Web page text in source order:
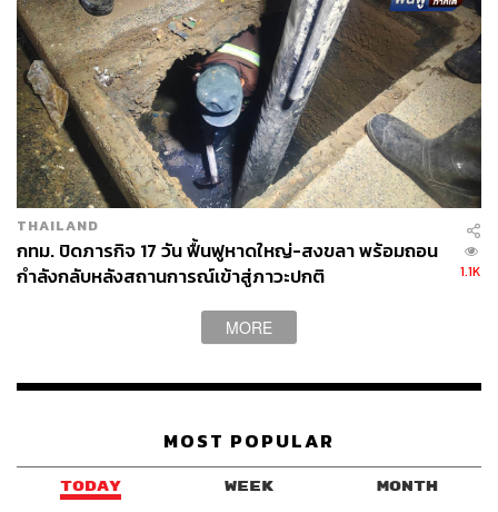
กรมทหารราบที่ 11
ม็อบ29พฤศจิกา
53
ABOUT THE AUTHOR
THE STANDARD TEAM
THAILAND
กทม. ปิดภารกิจ 17 วัน ฟื้นฟูหาดใหญ่-สงขลา พร้อมถอน
กำลังกลับหลังสถานการณ์เข้าสู่ภาวะปกติ
1.1K
MORE
MOST POPULAR
TODAY WEEK MONTH